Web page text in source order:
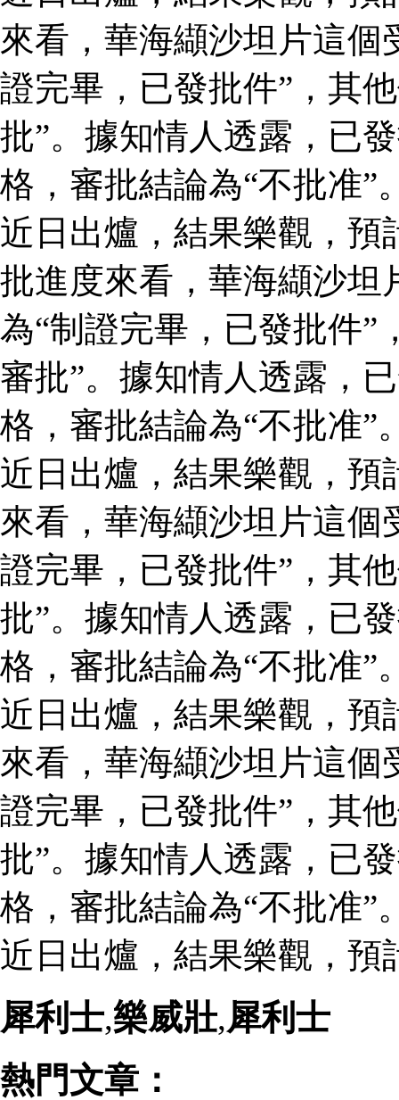
來看，華海纈沙坦片這個
證完畢，已發批件”，其
批”。據知情人透露，已
格，審批結論為“不批准”
近日出爐，結果樂觀，
批進度來看，華海纈沙坦
為“制證完畢，已發批件”
審批”。據知情人透露，
格，審批結論為“不批准”
近日出爐，結果樂觀，預
來看，華海纈沙坦片這個
證完畢，已發批件”，其
批”。據知情人透露，已
格，審批結論為“不批准”
近日出爐，結果樂觀，預
來看，華海纈沙坦片這個
證完畢，已發批件”，其
批”。據知情人透露，已
格，審批結論為“不批准”
近日出爐，結果樂觀，預
犀利士,樂威壯,犀利士
熱門文章：